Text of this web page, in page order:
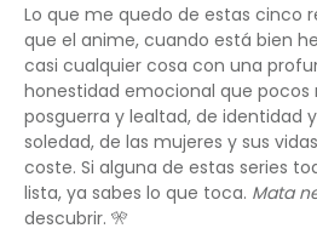
Lo que me quedo de estas cinco
que el anime, cuando está bien
casi cualquier cosa con una
honestidad emocional que pocos
posguerra y lealtad, de identidad
soledad, de las mujeres y sus
coste. Si alguna de estas series
lista, ya sabes lo que toca. Mata
descubrir. 🎌